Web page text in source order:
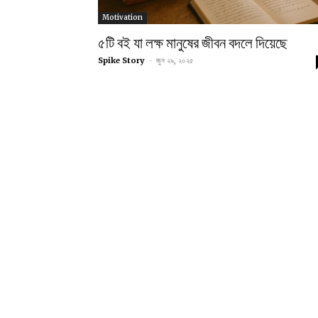
Motivation
৫টি বই যা লক্ষ মানুষের জীবন বদলে দিয়েছে
Spike Story - জুন ২৯, ২০২৫